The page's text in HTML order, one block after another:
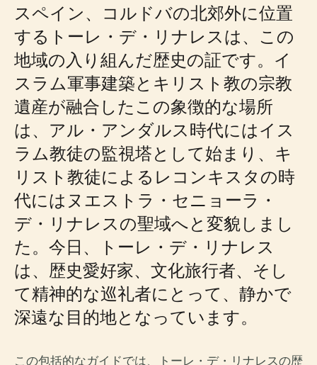
スペイン、コルドバの北郊外に位置
するトーレ・デ・リナレスは、この
地域の入り組んだ歴史の証です。イ
スラム軍事建築とキリスト教の宗教
遺産が融合したこの象徴的な場所
は、アル・アンダルス時代にはイス
ラム教徒の監視塔として始まり、キ
リスト教徒によるレコンキスタの時
代にはヌエストラ・セニョーラ・
デ・リナレスの聖域へと変貌しまし
た。今日、トーレ・デ・リナレス
は、歴史愛好家、文化旅行者、そし
て精神的な巡礼者にとって、静かで
深遠な目的地となっています。
この包括的なガイドでは、トーレ・デ・リナレスの歴